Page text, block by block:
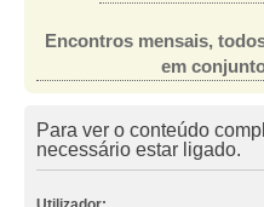
Encontros mensais,
em
Para ver o conteúdo
necessário estar ligado.